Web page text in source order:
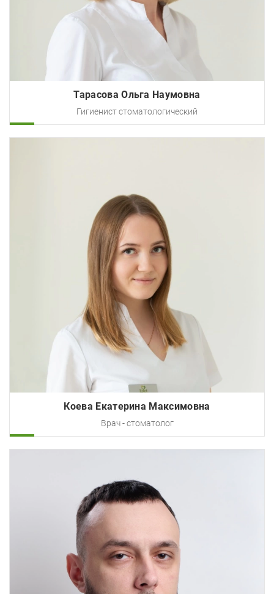
Тарасова Ольга Наумовна
Гигиенист стоматологический
Коева Екатерина Максимовна
Врач - стоматолог